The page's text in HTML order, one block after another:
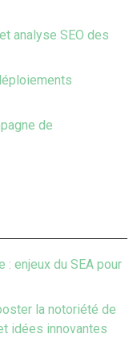
analyse SEO des
de
: enjeux du SEA pour
la notoriété de
idées innovantes